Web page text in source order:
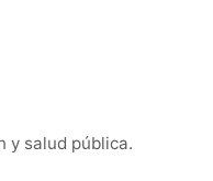
y salud pública.